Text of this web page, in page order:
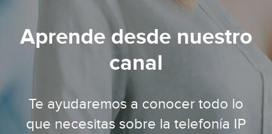
Aprende desde nuestro
canal
Te ayudaremos a conocer todo lo
que necesitas sobre la telefonía IP